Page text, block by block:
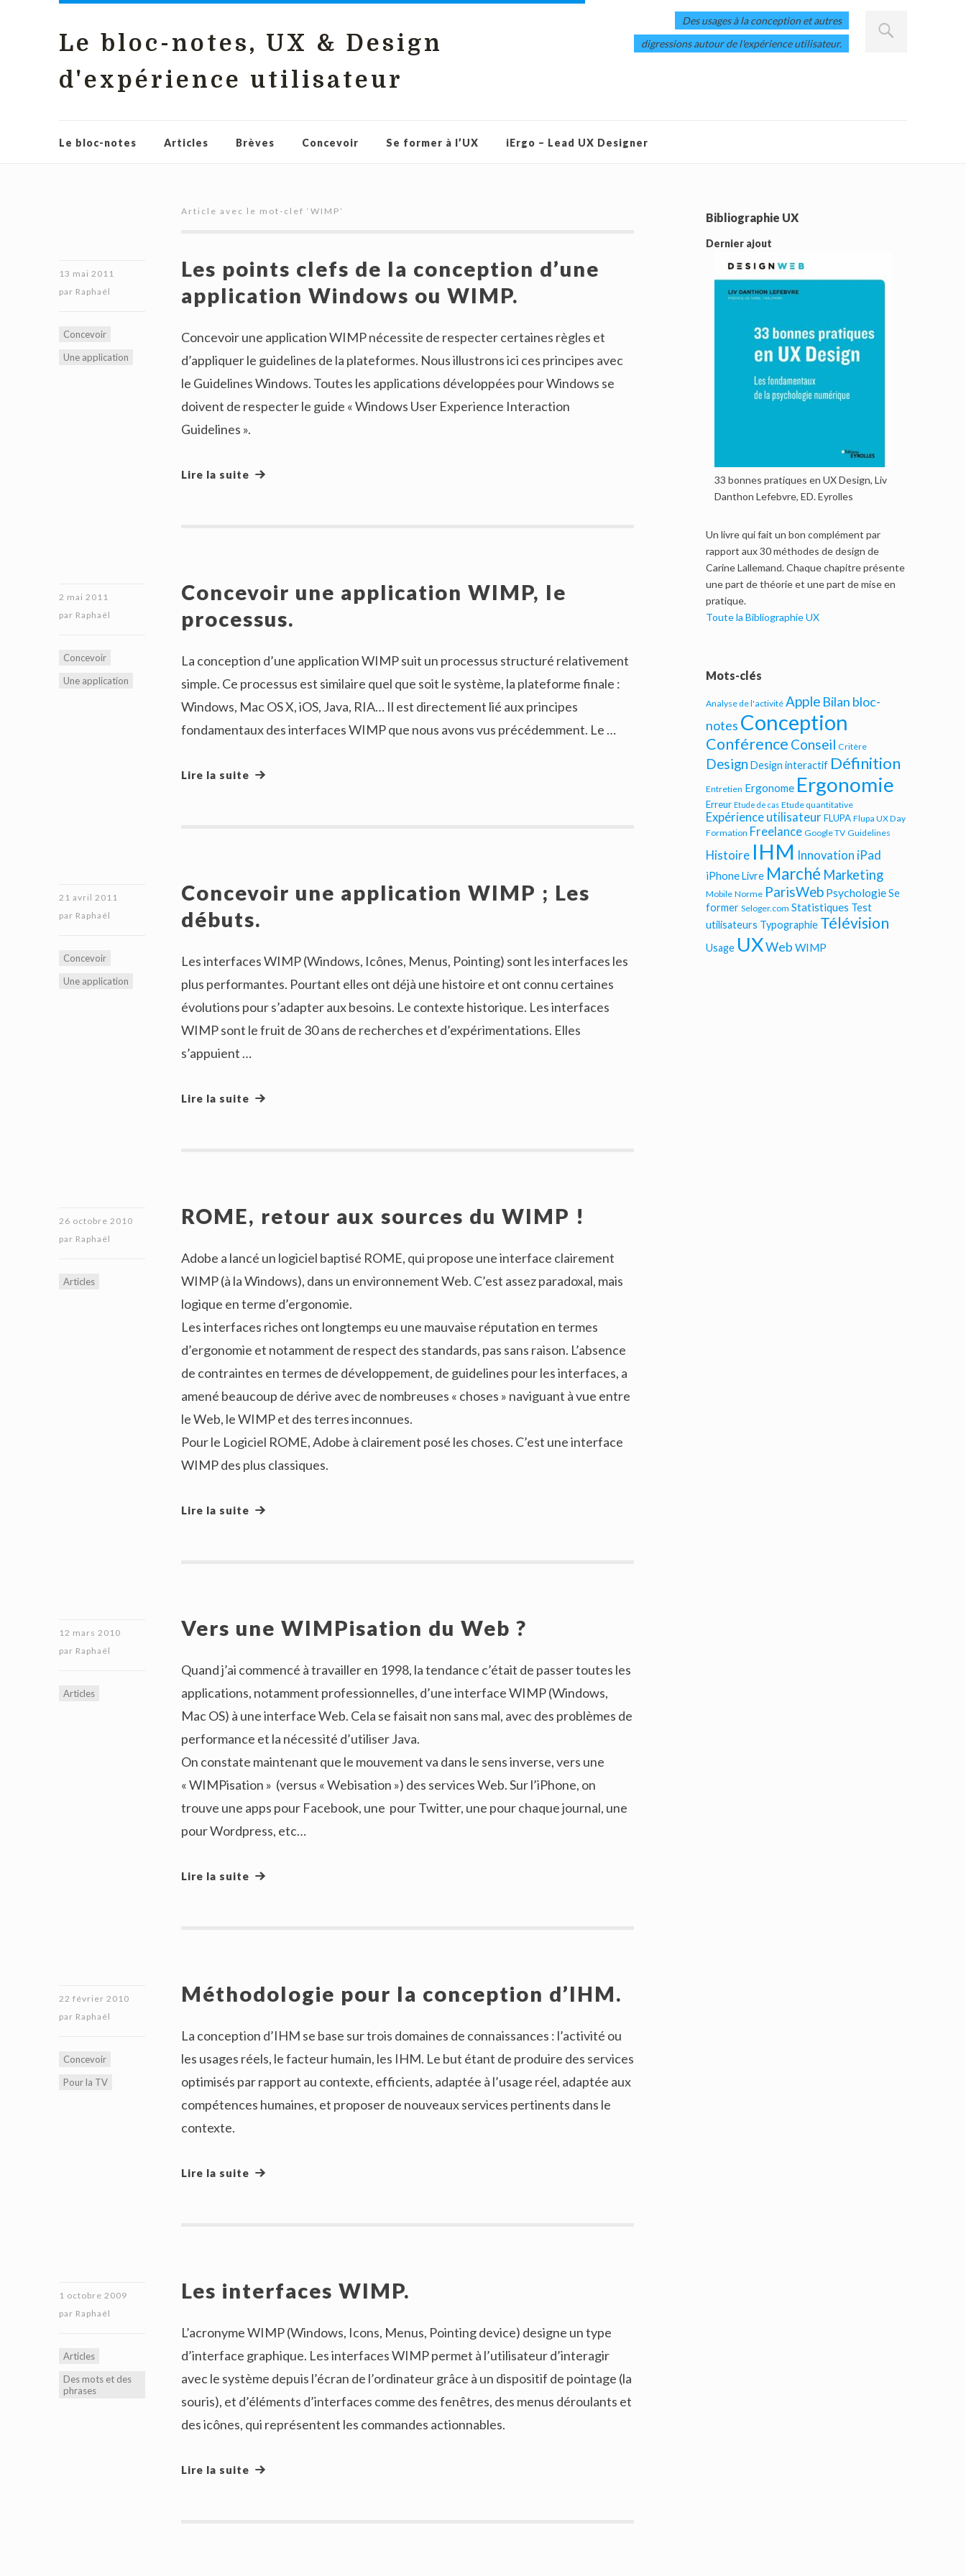
Le bloc-notes, UX & Design
d'expérience utilisateur
Des usages à la conception et autres
digressions autour de l'expérience utilisateur.
Le bloc-notes Articles Brèves Concevoir Se former à l’UX iErgo – Lead UX Designer
Article avec le mot-clef ‘ WIMP ’
13 mai 2011
par Raphaël
Concevoir
Une application
Les points clefs de la conception d’une
application Windows ou WIMP.
Concevoir une application WIMP nécessite de respecter certaines règles et
d’appliquer le guidelines de la plateformes. Nous illustrons ici ces principes avec
le Guidelines Windows. Toutes les applications développées pour Windows se
doivent de respecter le guide « Windows User Experience Interaction
Guidelines ».
Lire la suite
2 mai 2011
par Raphaël
Concevoir
Une application
Concevoir une application WIMP, le
processus.
La conception d’une application WIMP suit un processus structuré relativement
simple. Ce processus est similaire quel que soit le système, la plateforme finale :
Windows, Mac OS X, iOS, Java, RIA… Il est directement lié aux principes
fondamentaux des interfaces WIMP que nous avons vus précédemment. Le …
Lire la suite
21 avril 2011
par Raphaël
Concevoir
Une application
Concevoir une application WIMP ; Les
débuts.
Les interfaces WIMP (Windows, Icônes, Menus, Pointing) sont les interfaces les
plus performantes. Pourtant elles ont déjà une histoire et ont connu certaines
évolutions pour s’adapter aux besoins. Le contexte historique. Les interfaces
WIMP sont le fruit de 30 ans de recherches et d’expérimentations. Elles
s’appuient …
Lire la suite
26 octobre 2010
par Raphaël
Articles
ROME, retour aux sources du WIMP !
Adobe a lancé un logiciel baptisé ROME, qui propose une interface clairement
WIMP (à la Windows), dans un environnement Web. C’est assez paradoxal, mais
logique en terme d’ergonomie.
Les interfaces riches ont longtemps eu une mauvaise réputation en termes
d’ergonomie et notamment de respect des standards, pas sans raison. L’absence
de contraintes en termes de développement, de guidelines pour les interfaces, a
amené beaucoup de dérive avec de nombreuses « choses » naviguant à vue entre
le Web, le WIMP et des terres inconnues.
Pour le Logiciel ROME, Adobe à clairement posé les choses. C’est une interface
WIMP des plus classiques.
Lire la suite
12 mars 2010
par Raphaël
Articles
Vers une WIMPisation du Web ?
Quand j’ai commencé à travailler en 1998, la tendance c’était de passer toutes les
applications, notamment professionnelles, d’une interface WIMP (Windows,
Mac OS) à une interface Web. Cela se faisait non sans mal, avec des problèmes de
performance et la nécessité d’utiliser Java.
On constate maintenant que le mouvement va dans le sens inverse, vers une
« WIMPisation » (versus « Webisation ») des services Web. Sur l’iPhone, on
trouve une apps pour Facebook, une pour Twitter, une pour chaque journal, une
pour Wordpress, etc…
Lire la suite
22 février 2010
par Raphaël
Concevoir
Pour la TV
Méthodologie pour la conception d’IHM.
La conception d’IHM se base sur trois domaines de connaissances : l’activité ou
les usages réels, le facteur humain, les IHM. Le but étant de produire des services
optimisés par rapport au contexte, efficients, adaptée à l’usage réel, adaptée aux
compétences humaines, et proposer de nouveaux services pertinents dans le
contexte.
Lire la suite
1 octobre 2009
par Raphaël
Articles
Des mots et des
phrases
Les interfaces WIMP.
L’acronyme WIMP (Windows, Icons, Menus, Pointing device) designe un type
d’interface graphique. Les interfaces WIMP permet à l’utilisateur d’interagir
avec le système depuis l’écran de l’ordinateur grâce à un dispositif de pointage (la
souris), et d’éléments d’interfaces comme des fenêtres, des menus déroulants et
des icônes, qui représentent les commandes actionnables.
Lire la suite
Bibliographie UX
Dernier ajout
33 bonnes pratiques en UX Design, Liv
Danthon Lefebvre, ED. Eyrolles
Un livre qui fait un bon complément par
rapport aux 30 méthodes de design de
Carine Lallemand. Chaque chapitre présente
une part de théorie et une part de mise en
pratique.
Toute la Bibliographie UX
Mots-clés
Analyse de l'activité Apple Bilan bloc-
notes Conception
Conférence Conseil Critère
Design Design interactif Définition
Entretien Ergonome Ergonomie
Erreur Etude de cas Etude quantitative
Expérience utilisateur FLUPA Flupa UX Day
Formation Freelance Google TV Guidelines
Histoire IHM Innovation iPad
iPhoneLivre Marché Marketing
Mobile Norme ParisWeb PsychologieSe
former Seloger.com Statistiques Test
utilisateurs Typographie Télévision
Usage UXWeb WIMP